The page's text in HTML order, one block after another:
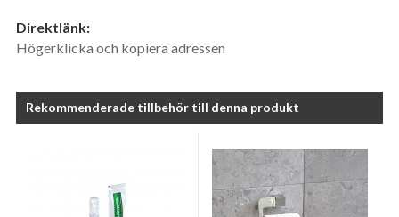
Direktlänk:
Högerklicka och kopiera adressen
Rekommenderade tillbehör till denna produkt